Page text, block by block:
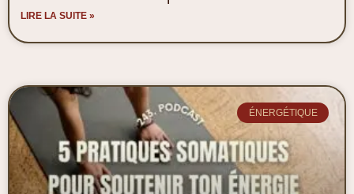
LIRE LA SUITE »
ÉNERGÉTIQUE